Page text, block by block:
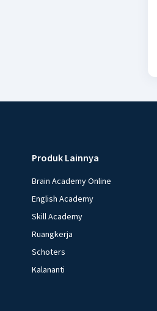
Produk Lainnya
Brain Academy Online
English Academy
Skill Academy
Ruangkerja
Schoters
Kalananti